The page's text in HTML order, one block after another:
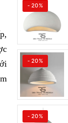
- 20%
- 20%
- 20%